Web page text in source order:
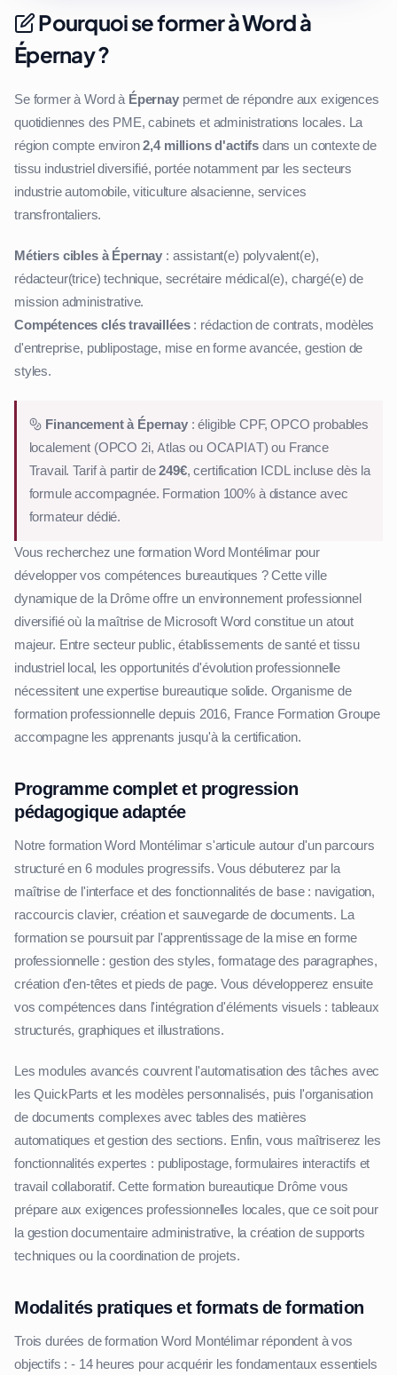
Pourquoi se former à Word à
Épernay ?
Se former à Word à Épernaypermet de répondre aux exigences
quotidiennes des PME, cabinets et administrations locales. La
région compte environ2,4 millions d'actifs dans un contexte de
tissu industriel diversifié, portée notamment par les secteurs
industrie automobile, viticulture alsacienne, services
transfrontaliers.
Métiers cibles à Épernay : assistant(e) polyvalent(e),
rédacteur(trice) technique, secrétaire médical(e), chargé(e) de
mission administrative.
Compétences clés travaillées: rédaction de contrats, modèles
d'entreprise, publipostage, mise en forme avancée, gestion de
styles.
Financement à Épernay: éligible CPF, OPCO probables
localement (OPCO 2i, Atlas ou OCAPIAT) ou France
Travail. Tarif à partir de249€, certification ICDL incluse dès la
formule accompagnée. Formation 100% à distance avec
formateur dédié.
Vous recherchez une formation Word Montélimar pour
développer vos compétences bureautiques ? Cette ville
dynamique de la Drôme offre un environnement professionnel
diversifié où la maîtrise de Microsoft Word constitue un atout
majeur. Entre secteur public, établissements de santé et tissu
industriel local, les opportunités d'évolution professionnelle
nécessitent une expertise bureautique solide. Organisme de
formation professionnelle depuis 2016, France Formation Groupe
accompagne les apprenants jusqu'à la certification.
Programme complet et progression
pédagogique adaptée
Notre formation Word Montélimar s'articule autour d'un parcours
structuré en 6 modules progressifs. Vous débuterez par la
maîtrise de l'interface et des fonctionnalités de base : navigation,
raccourcis clavier, création et sauvegarde de documents. La
formation se poursuit par l'apprentissage de la mise en forme
professionnelle : gestion des styles, formatage des paragraphes,
création d'en-têtes et pieds de page. Vous développerez ensuite
vos compétences dans l'intégration d'éléments visuels : tableaux
structurés, graphiques et illustrations.
Les modules avancés couvrent l'automatisation des tâches avec
les QuickParts et les modèles personnalisés, puis l'organisation
de documents complexes avec tables des matières
automatiques et gestion des sections. Enfin, vous maîtriserez les
fonctionnalités expertes : publipostage, formulaires interactifs et
travail collaboratif. Cette formation bureautique Drôme vous
prépare aux exigences professionnelles locales, que ce soit pour
la gestion documentaire administrative, la création de supports
techniques ou la coordination de projets.
Modalités pratiques et formats de formation
Trois durées de formation Word Montélimar répondent à vos
objectifs : - 14 heures pour acquérir les fondamentaux essentiels